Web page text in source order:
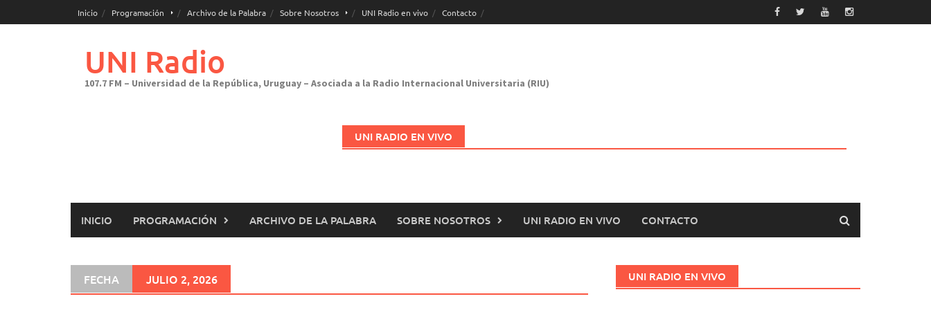
al
Inicio Programación Archivo de la Palabra Sobre Nosotros UNI Radio en vivo Contacto
UNI Radio
107.7 FM – Universidad de la República, Uruguay – Asociada a la Radio Internacional Universitaria (RIU)
UNI RADIO EN VIVO
INICIO PROGRAMACIÓN ARCHIVO DE LA PALABRA SOBRE NOSOTROS UNI RADIO EN VIVO CONTACTO
FECHA JULIO 2, 2026 UNI RADIO EN VIVO